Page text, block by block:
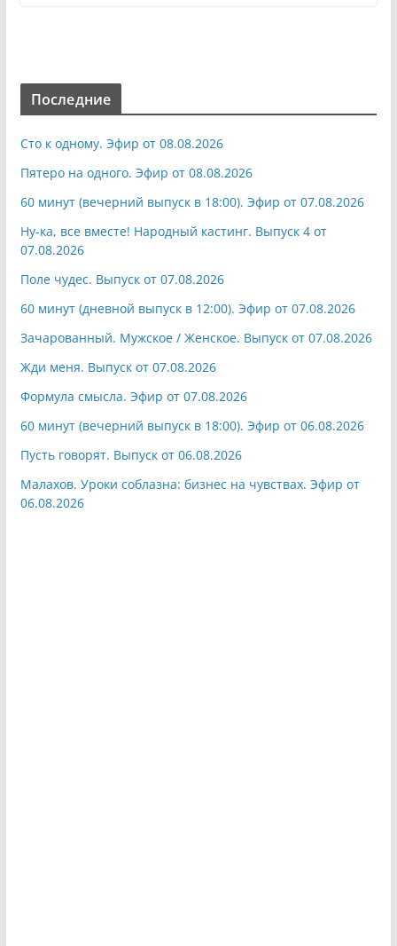
Последние
Сто к одному. Эфир от 08.08.2026
Пятеро на одного. Эфир от 08.08.2026
60 минут (вечерний выпуск в 18:00). Эфир от 07.08.2026
Ну-ка, все вместе! Народный кастинг. Выпуск 4 от
07.08.2026
Поле чудес. Выпуск от 07.08.2026
60 минут (дневной выпуск в 12:00). Эфир от 07.08.2026
Зачарованный. Мужское / Женское. Выпуск от 07.08.2026
Жди меня. Выпуск от 07.08.2026
Формула смысла. Эфир от 07.08.2026
60 минут (вечерний выпуск в 18:00). Эфир от 06.08.2026
Пусть говорят. Выпуск от 06.08.2026
Малахов. Уроки соблазна: бизнес на чувствах. Эфир от
06.08.2026